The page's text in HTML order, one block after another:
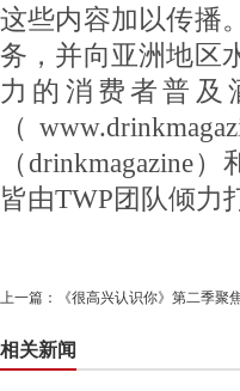
这些内容加以传播
务，并向亚洲地区
力的消费者普及
（
（drinkmagazine
皆由TWP团队倾力
上一篇： 《很高兴认识你》第二季聚
相关新闻